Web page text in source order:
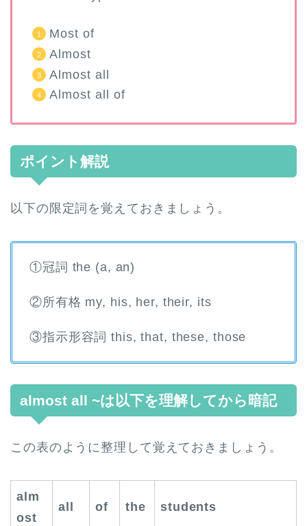
Most of
Almost
Almost all
Almost all of
ポイント解説
以下の限定詞を覚えておきましょう。
①冠詞 the (a, an)
②所有格 my, his, her, their, its
③指示形容詞 this, that, these, those
almost all ~は以下を理解してから暗記
この表のように整理して覚えておきましょう。
alm
ost
all of the students